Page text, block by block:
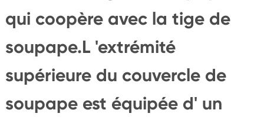
qui coopère avec la tige de
soupape.L 'extrémité
supérieure du couvercle de
soupape est équipée d' un